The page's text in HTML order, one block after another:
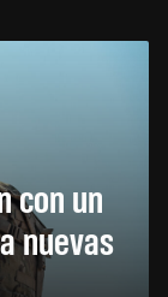
con un
nuevas